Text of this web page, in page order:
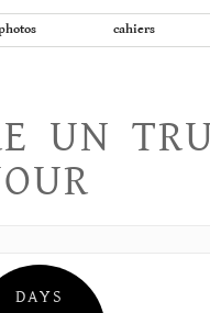
cahiers
UN
DAYS